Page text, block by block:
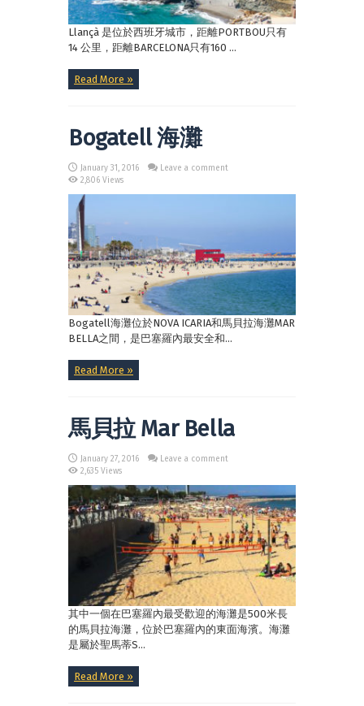
Llançà 是位於西班牙城市，距離PORTBOU只有
14 公里，距離BARCELONA只有160 ...
Read More »
Bogatell 海灘
January 31, 2016
Leave a comment
2,806 Views
Bogatell海灘位於NOVA ICARIA和馬貝拉海灘MAR
BELLA之間，是巴塞羅內最安全和...
Read More »
馬貝拉 Mar Bella
January 27, 2016
Leave a comment
2,635 Views
其中一個在巴塞羅內最受歡迎的海灘是500米長
的馬貝拉海灘，位於巴塞羅內的東面海濱。海灘
是屬於聖馬蒂S...
Read More »